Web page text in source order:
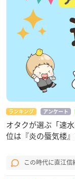
ランキング アンケート
オタクが選ぶ「速
位は『炎の蜃気楼
この時代に直江